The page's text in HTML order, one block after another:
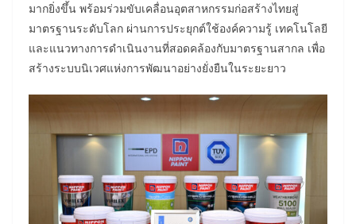
มากยิ่งขึ้น พร้อมร่วมขับเคลื่อนอุตสาหกรรมก่อสร้างไทยสู่
มาตรฐานระดับโลก ผ่านการประยุกต์ใช้องค์ความรู้ เทคโนโลยี
และแนวทางการดำเนินงานที่สอดคล้องกับมาตรฐานสากล เพื่อ
สร้างระบบนิเวศแห่งการพัฒนาอย่างยั่งยืนในระยะยาว